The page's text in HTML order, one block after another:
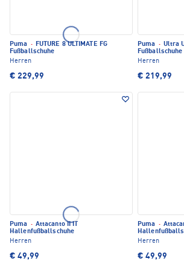
Puma · FUTURE 8 ULTIMATE FG
Fußballschuhe
Herren
€ 229,99
Puma · Ultra
Fußballschuhe
Herren
€ 219,99
Puma · Attacanto II IT
Hallenfußballschuhe
Herren
€ 49,99
Puma ·
Herren
€ 49,99